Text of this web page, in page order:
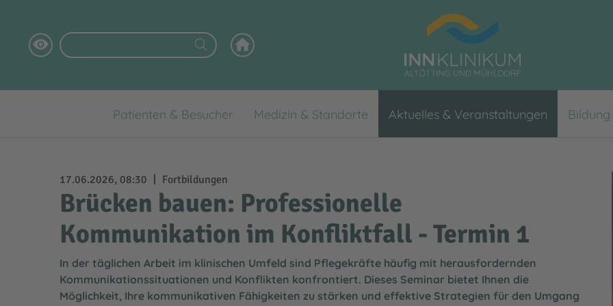
Patienten & Besucher
Babygalerie
Virtueller Rundgang
Selbsthilfegruppen Wahlleistungen
Patientensicherheit Nach Ihrem Aufenthalt
Händehygiene Seelsorge
Medizin & Standorte
Medizinische Versorgungszentren
Aktuelles & Veranstaltungen
Fortbildungen
Ausbildung
Praktikum / Hospitation / FSJ
Klinikleitung
Pflege
Daten & Fakten Gleichstellung
Klinikhygiene Fördervereine
Labor Medizinproduktesicherheit
17.06.2026, 08:30 Fortbildungen
Brücken bauen: Professionelle
Kommunikation im Konfliktfall - Termin 1
In der täglichen Arbeit im klinischen Umfeld sind Pflegekräfte häufig mit herausfordernden
Kommunikationssituationen und Konflikten konfrontiert. Dieses Seminar bietet Ihnen die
Möglichkeit, Ihre kommunikativen Fähigkeiten zu stärken und effektive Strategien für den Umgang